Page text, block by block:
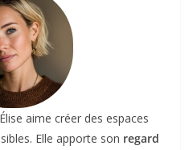
aime créer des espaces
Elle apporte son regard